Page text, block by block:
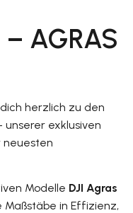
– AGRAS
herzlich zu den
unserer exklusiven
neuesten
Modelle DJI Agras
Maßstäbe in Effizienz,